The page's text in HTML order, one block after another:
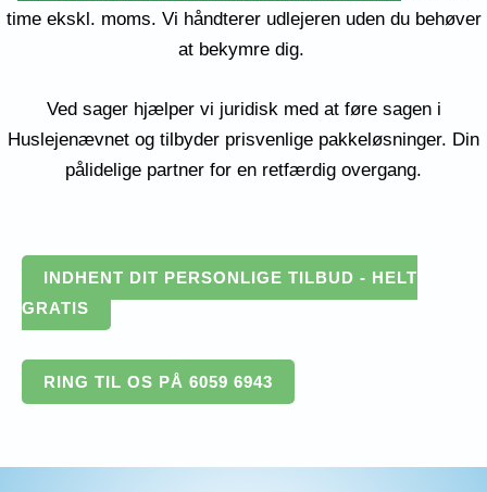
time ekskl. moms. Vi håndterer udlejeren uden du behøver
at bekymre dig.
Ved sager hjælper vi juridisk med at føre sagen i
Huslejenævnet og tilbyder prisvenlige pakkeløsninger. Din
pålidelige partner for en retfærdig overgang.
INDHENT DIT PERSONLIGE TILBUD - HELT
GRATIS
RING TIL OS PÅ 6059 6943